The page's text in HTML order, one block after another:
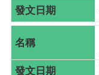
私
權
政